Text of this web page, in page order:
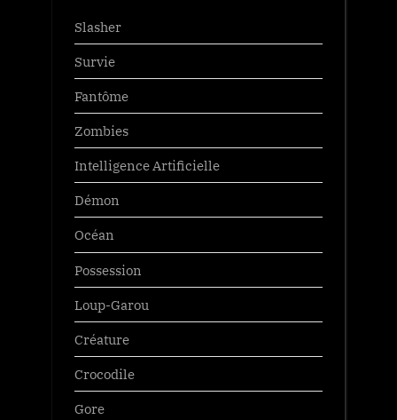
Slasher
Survie
Fantôme
Zombies
Intelligence Artificielle
Démon
Océan
Possession
Loup-Garou
Créature
Crocodile
Gore